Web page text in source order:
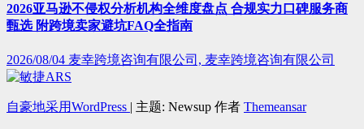
2026亚马逊不侵权分析机构全维度盘点 合规实力口碑服务商
甄选 附跨境卖家避坑FAQ全指南
2026/08/04 麦幸跨境咨询有限公司, 麦幸跨境咨询有限公司
自豪地采用WordPress | 主题: Newsup 作者 Themeansar